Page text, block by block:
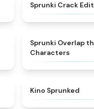
Sprunki Crack
Sprunki Overlap
Characters
Kino Sprunked